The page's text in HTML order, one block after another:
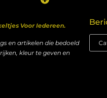
Voor Iedereen.
en artikelen die bedoeld
kleur te geven en